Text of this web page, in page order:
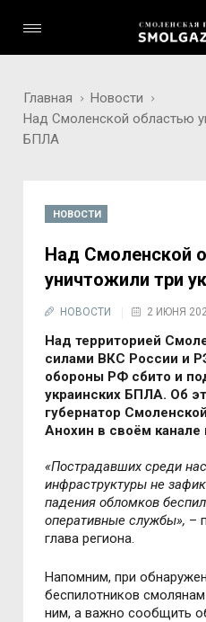
Главная
Новости
Над Смоленской областью
БПЛА
НОВОСТИ
Над Смоленской
уничтожили три
НОВОСТИ 2 ИЮНЯ
Над территорией
силами ВКС России и
обороны РФ сбито и
украинских БПЛА. Об
губернатор
Анохин в своём канале
«Пострадавших среди
инфраструктуры не
падения обломков
оперативные службы», –
глава региона.
Напомним, при
беспилотников
ним, а важно сообщить